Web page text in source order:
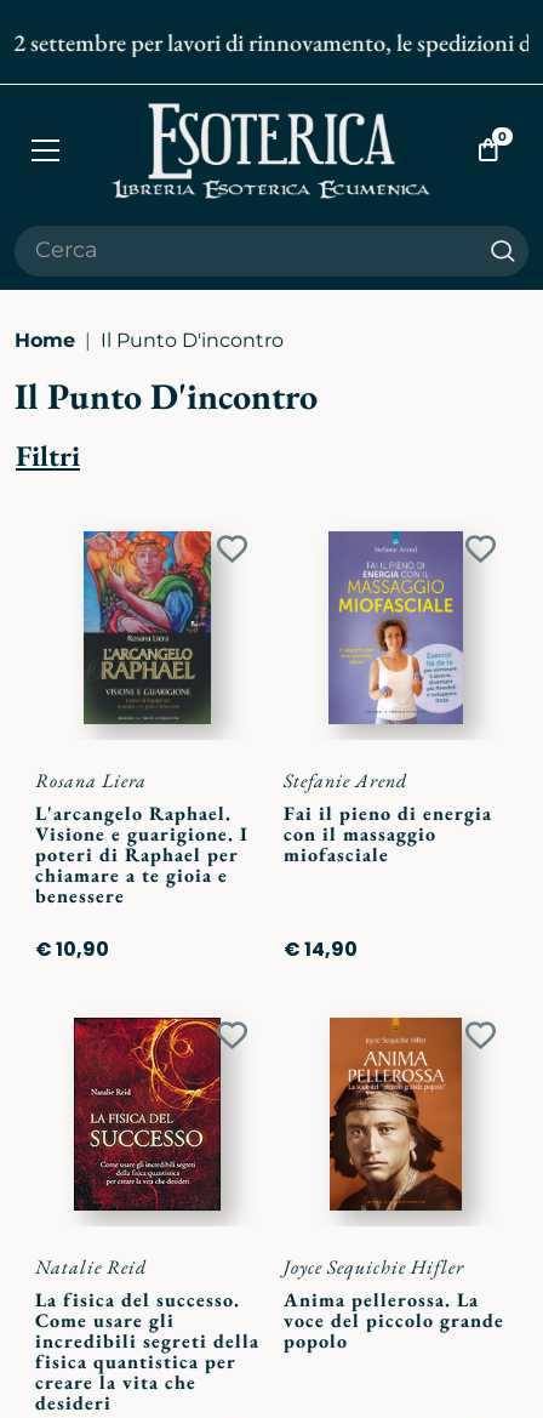
per lavori di rinnovamento, le spedizioni degli
Apri
Vai
0
Home Il Punto D'incontro
Il Punto D'incontro
Filtri
Aggiungi
Rosana Liera
L'arcangelo Raphael.
Visione e guarigione. I
poteri di Raphael per
chiamare a te gioia e
benessere
€ 10,90
Stefanie Arend
Fai il pieno di energia
con il massaggio
miofasciale
€ 14,90
Aggiungi
Natalie Reid
La fisica del successo.
Come usare gli
incredibili segreti della
fisica quantistica per
creare la vita che
desideri
Joyce Sequichie Hifler
Anima pellerossa. La
voce del piccolo grande
popolo